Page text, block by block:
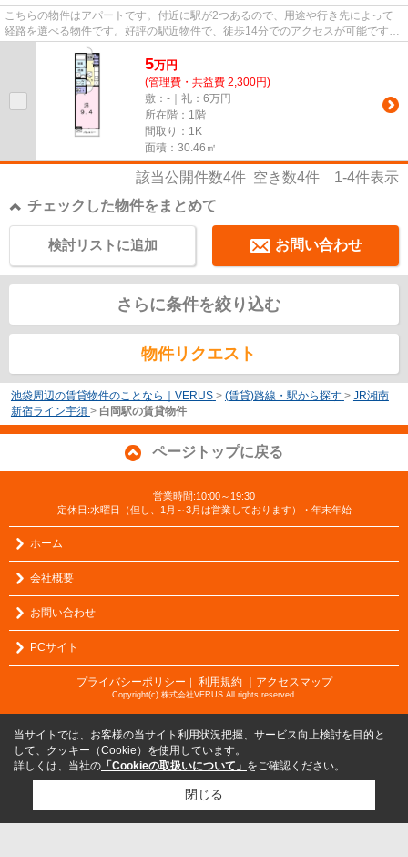
こちらの物件はアパートです。付近に駅が2つあるので、用途や行き先によって
経路を選べる物件です。好評の駅近物件で、徒歩14分でのアクセスが可能です。
気になる情報を見つけたら、ま...
5万円
(管理費・共益費 2,300円)
敷：-｜礼：6万円
所在階：1階
間取り：1K
面積：30.46㎡
該当公開件数4件 空き数4件 1-4件表示
チェックした物件をまとめて
お問い合わせ
検討リストに追加
さらに条件を絞り込む
物件リクエスト
池袋周辺の賃貸物件のことなら｜VERUS > (賃貸)路線・駅から探す > JR湘南
新宿ライン宇須 > 白岡駅の賃貸物件
ページトップに戻る
営業時間:10:00～19:30
定休日:水曜日（但し、1月～3月は営業しております）・年末年始
ホーム
会社概要
お問い合わせ
PCサイト
プライバシーポリシー ｜ 利用規約 ｜アクセスマップ
Copyright(c) 株式会社VERUS All rights reserved.
当サイトでは、お客様の当サイト利用状況把握、サービス向上検討を目的と
して、クッキー（Cookie）を使用しています。
詳しくは、当社の 「Cookieの取扱いについて」 をご確認ください。
閉じる